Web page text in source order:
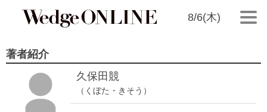
8/6(木)
著者紹介
久保田競
（くぼた・きそう）